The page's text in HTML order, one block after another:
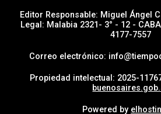
e
c
Editor Responsable: Miguel Ángel
Legal: Malabia 2321- 3° - 12 -
4177-7557
Correo electrónico:
Propiedad intelectual: 2025-
Powered by